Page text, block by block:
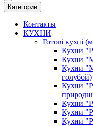
Категории
Контакты
КУХНИ
Готові кухні
Кухни
Кухни
Кухни
голубой)
Кухни
Кухни
Кухни
Кухни